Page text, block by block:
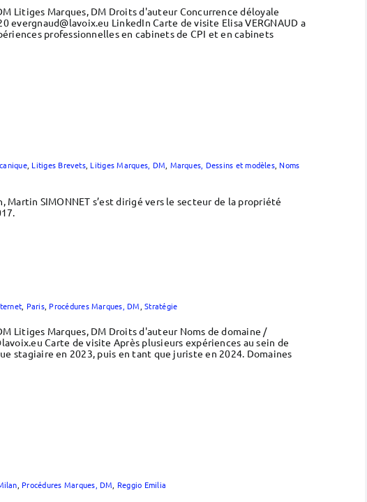
Litiges Marques, DM Droits d'auteur Concurrence déloyale
evergnaud@lavoix.eu LinkedIn Carte de visite Elisa VERGNAUD a
professionnelles en cabinets de CPI et en cabinets
, Litiges Brevets, Litiges Marques, DM Marques, Dessins et modèles, Noms
SIMONNET s’est dirigé vers le secteur de la propriété
Paris, Procédures Marques, DM ,Stratégie
Litiges Marques, DM Droits d'auteur Noms de domaine /
Carte de visite Après plusieurs expériences au sein de
stagiaire en 2023, puis en tant que juriste en 2024. Domaines
Procédures Marques, DM Reggio Emilia